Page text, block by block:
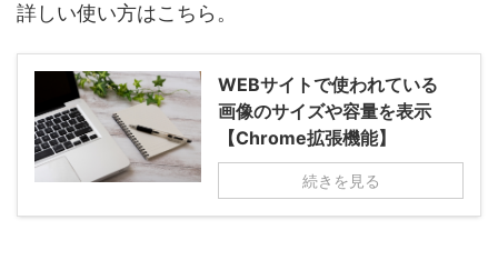
詳しい使い方はこちら。
WEBサイトで使われている
画像のサイズや容量を表示
【Chrome拡張機能】
続きを見る